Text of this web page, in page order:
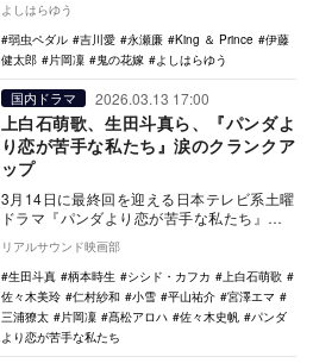
大ヒット作…
よしはらゆう
弱虫ペダル
吉川愛 永瀬廉 King ＆ Prince
伊藤
健太郎
片岡凜 鬼の花嫁 よしはらゆう
国内ドラマ 2026.03.13 17:00
上白石萌歌、生田斗真ら、『パンダよ
り恋が苦手な私たち』涙のクランクア
ップ
3月14日に最終回を迎える日本テレビ系土曜
ドラマ『パンダより恋が苦手な私たち』。
W主演の上白石萌歌、生田斗真をはじめと
するキャス…
リアルサウンド映画部
生田斗真
柄本時生 シシド・カフカ
上白石萌歌
佐々木美玲
仁村紗和 小雪 平山祐介
宮澤エマ
三浦獠太
片岡凜 髙松アロハ 佐々木史帆
パンダ
より恋が苦手な私たち